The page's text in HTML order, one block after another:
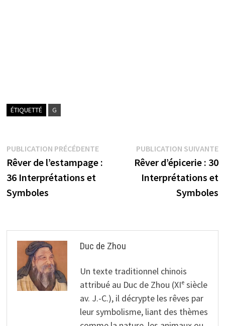
ÉTIQUETTÉ G
Navigation
de
l’article
PUBLICATION PRÉCÉDENTEPublication
précédente :
Rêver de l’estampage :
36 Interprétations et
Symboles
PUBLICATION SUIVANTE
Rêver d’épicerie : 30
Interprétations et
Symboles
Duc de Zhou
Un texte traditionnel chinois
attribué au Duc de Zhou (XIᵉ siècle
av. J.-C.), il décrypte les rêves par
leur symbolisme, liant des thèmes